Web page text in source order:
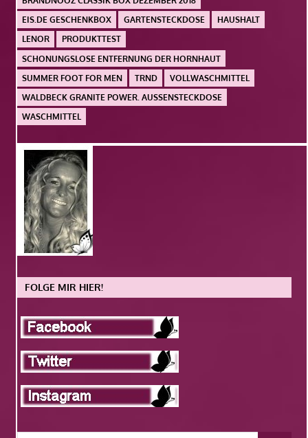
EIS.DE GESCHENKBOX
GARTENSTECKDOSE
HAUSHALT
LENOR
PRODUKTTEST
SCHONUNGSLOSE ENTFERNUNG DER HORNHAUT
SUMMER FOOT FOR MEN
TRND
VOLLWASCHMITTEL
WALDBECK GRANITE POWER. AUSSENSTECKDOSE
WASCHMITTEL
FOLGE MIR HIER!